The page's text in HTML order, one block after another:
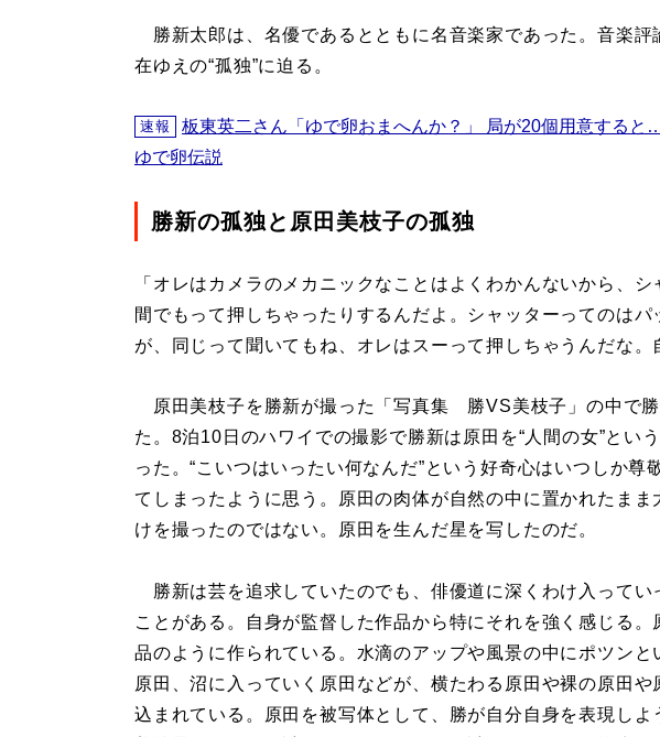
勝新太郎は、名優であるとともに名音楽家であった。音楽評
在ゆえの“孤独”に迫る。
速報
板東英二さん「ゆで卵おまへんか？」 局が20個用意する
ゆで卵伝説
勝新の孤独と原田美枝子の孤独
「オレはカメラのメカニックなことはよくわかんないから、
間でもって押しちゃったりするんだよ。シャッターってのはパ
が、同じって聞いてもね、オレはスーって押しちゃうんだな。
原田美枝子を勝新が撮った「写真集 勝VS美枝子」の中で
た。8泊10日のハワイでの撮影で勝新は原田を“人間の女”とい
った。“こいつはいったい何なんだ”という好奇心はいつしか尊
てしまったように思う。原田の肉体が自然の中に置かれたま
けを撮ったのではない。原田を生んだ星を写したのだ。
勝新は芸を追求していたのでも、俳優道に深くわけ入ってい
ことがある。自身が監督した作品から特にそれを強く感じる
品のように作られている。水滴のアップや風景の中にポツンと
原田、沼に入っていく原田などが、横たわる原田や裸の原田や
込まれている。原田を被写体として、勝が自分自身を表現しよ